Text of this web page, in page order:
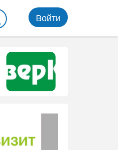
Войти